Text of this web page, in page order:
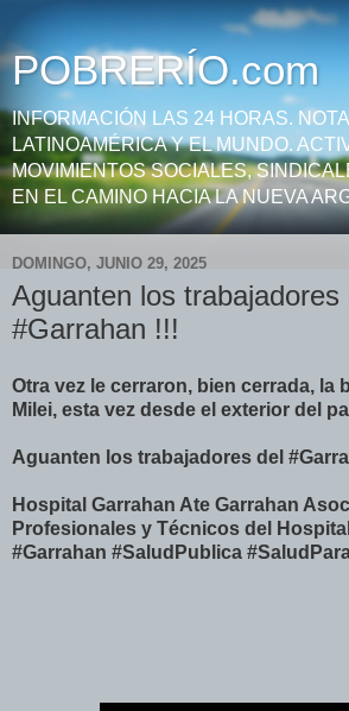
POBRERÍO.com
INFORMACIÓN LAS 24 HORAS.
LATINOAMÉRICA Y EL MUNDO.
MOVIMIENTOS SOCIALES,
EN EL CAMINO HACIA LA NUEVA
DOMINGO, JUNIO 29, 2025
Aguanten los trabajadores
#Garrahan !!!
Otra vez le cerraron, bien cerrada, la
Milei, esta vez desde el exterior del
Aguanten los trabajadores del
Hospital Garrahan Ate Garrahan
Profesionales y Técnicos del
#Garrahan #SaludPublica